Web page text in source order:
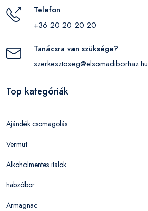
Telefon
+36 20 20 20 20
Tanácsra van szüksége?
szerkesztoseg@elsomadiborhaz.hu
Top kategóriák
Ajándék csomagolás
Vermut
Alkoholmentes italok
habzóbor
Armagnac